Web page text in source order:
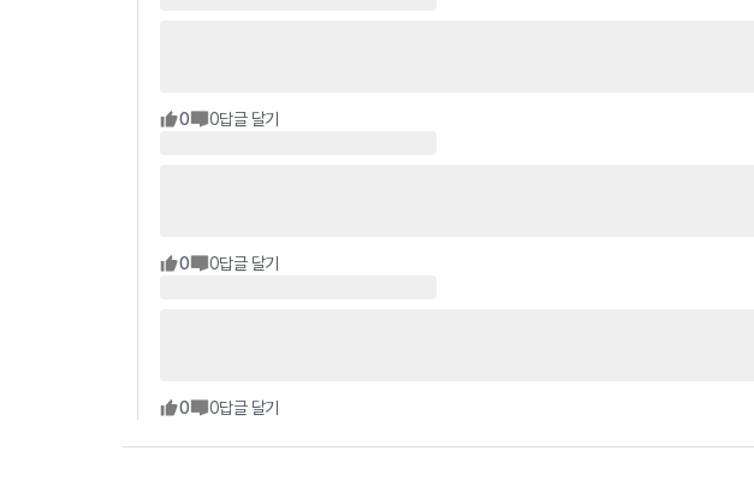
0 0답글 달기
0 0답글 달기
0 0답글 달기